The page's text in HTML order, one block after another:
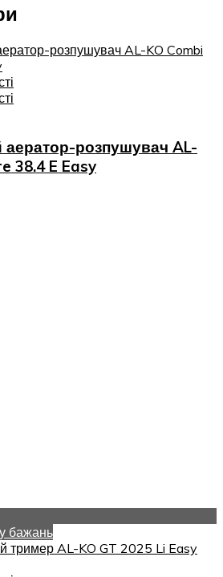
аератор-розпушувач AL-
38.4 E Easy
бажань